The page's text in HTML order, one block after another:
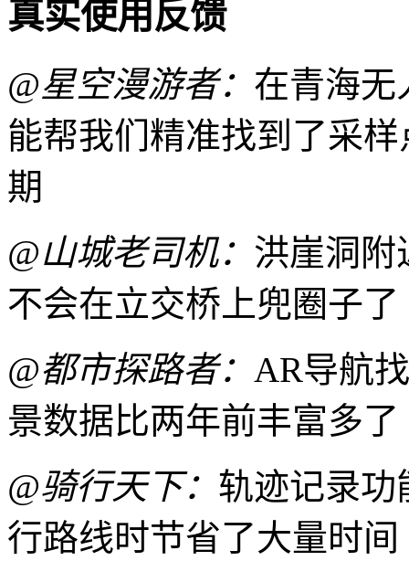
真实使用反馈
@星空漫游者： 在青海无
能帮我们精准找到了采
期
@山城老司机： 洪崖洞附
不会在立交桥上兜圈子了
@都市探路者： AR导航
景数据比两年前丰富多了
@骑行天下： 轨迹记录功
行路线时节省了大量时间